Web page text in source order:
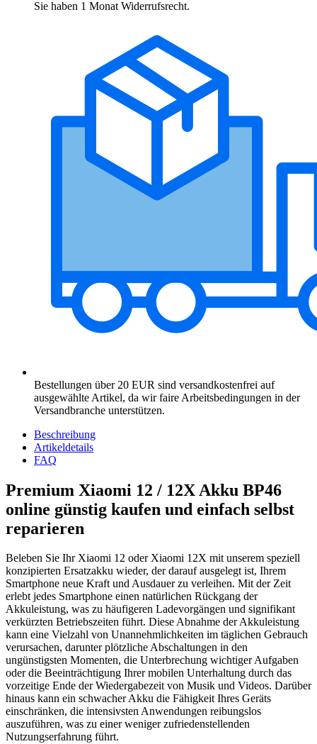
Sie haben 1 Monat Widerrufsrecht.
Bestellungen über 20 EUR sind versandkostenfrei auf
ausgewählte Artikel, da wir faire Arbeitsbedingungen in der
Versandbranche unterstützen.
Beschreibung
Artikeldetails
FAQ
Premium Xiaomi 12 / 12X Akku BP46
online günstig kaufen und einfach selbst
reparieren
Beleben Sie Ihr Xiaomi 12 oder Xiaomi 12X mit unserem speziell
konzipierten Ersatzakku wieder, der darauf ausgelegt ist, Ihrem
Smartphone neue Kraft und Ausdauer zu verleihen. Mit der Zeit
erlebt jedes Smartphone einen natürlichen Rückgang der
Akkuleistung, was zu häufigeren Ladevorgängen und signifikant
verkürzten Betriebszeiten führt. Diese Abnahme der Akkuleistung
kann eine Vielzahl von Unannehmlichkeiten im täglichen Gebrauch
verursachen, darunter plötzliche Abschaltungen in den
ungünstigsten Momenten, die Unterbrechung wichtiger Aufgaben
oder die Beeinträchtigung Ihrer mobilen Unterhaltung durch das
vorzeitige Ende der Wiedergabezeit von Musik und Videos. Darüber
hinaus kann ein schwacher Akku die Fähigkeit Ihres Geräts
einschränken, die intensivsten Anwendungen reibungslos
auszuführen, was zu einer weniger zufriedenstellenden
Nutzungserfahrung führt.